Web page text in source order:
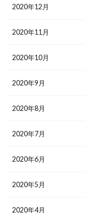
2020年12月
2020年11月
2020年10月
2020年9月
2020年8月
2020年7月
2020年6月
2020年5月
2020年4月